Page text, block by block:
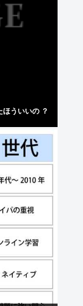
ういいの ？